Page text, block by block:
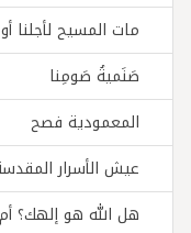
مات المسيح لأجلنا
صَنَميةُ صَومِنا
المعمودية فصح
عيش الأسرار
هل الله هو إلهك؟